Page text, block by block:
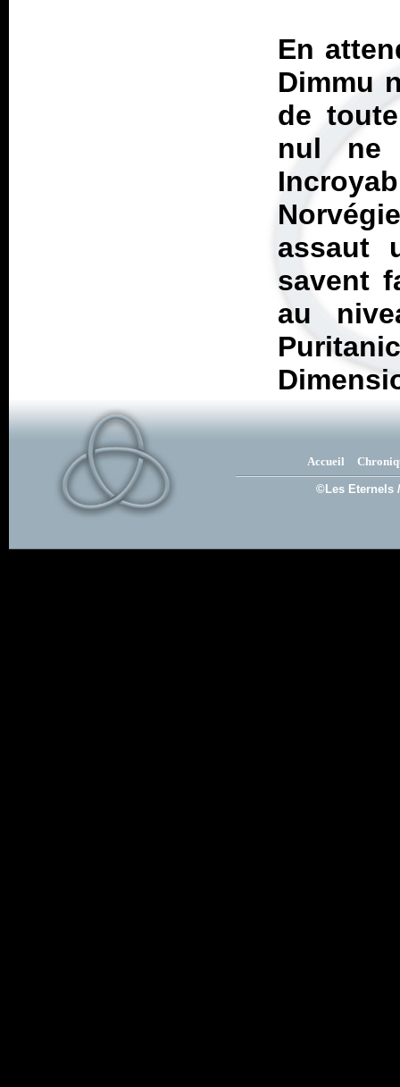
En
Dimmu
de
nul ne
assaut
savent
au
Accueil
©Les Eternels